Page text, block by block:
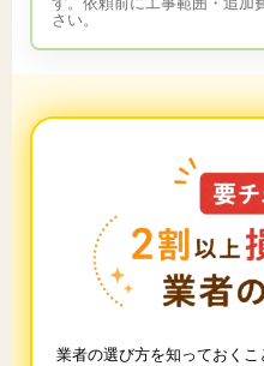
さい。
業者の選び方を知っておく